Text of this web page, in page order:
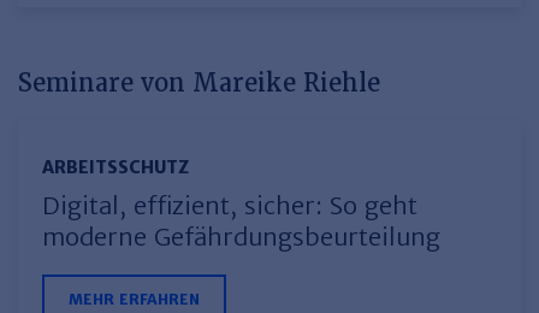
Haufe TVöD/TV-L Office
Seminare von Mareike Riehle
ARBEITSSCHUTZ
Digital, effizient, sicher: So geht
moderne Gefährdungsbeurteilung
MEHR ERFAHREN